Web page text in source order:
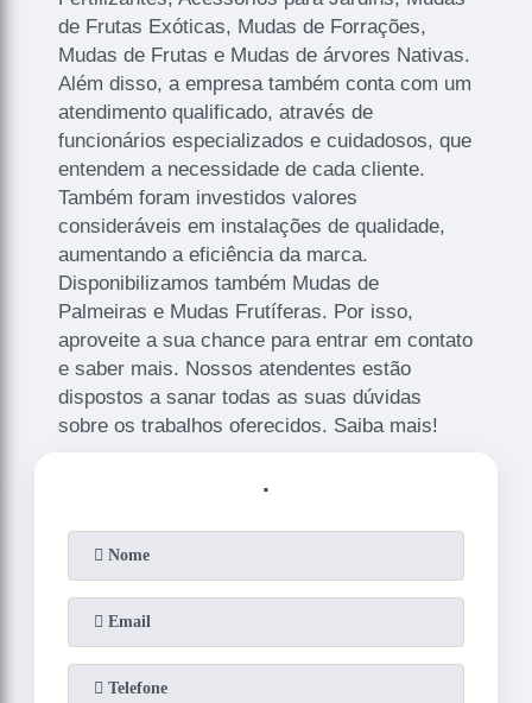
de Frutas Exóticas, Mudas de Forrações,
Mudas de Frutas e Mudas de árvores Nativas.
Além disso, a empresa também conta com um
atendimento qualificado, através de
funcionários especializados e cuidadosos, que
entendem a necessidade de cada cliente.
Também foram investidos valores
consideráveis em instalações de qualidade,
aumentando a eficiência da marca.
Disponibilizamos também Mudas de
Palmeiras e Mudas Frutíferas. Por isso,
aproveite a sua chance para entrar em contato
e saber mais. Nossos atendentes estão
dispostos a sanar todas as suas dúvidas
sobre os trabalhos oferecidos. Saiba mais!
.